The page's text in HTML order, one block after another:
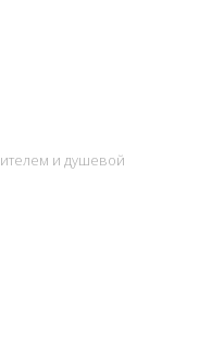
и душевой